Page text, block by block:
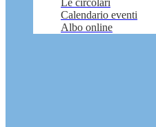
Le circolari
Calendario eventi
Albo online